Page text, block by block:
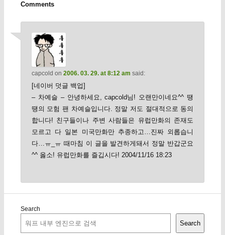
Comments
capcold on 2006. 03. 29. at 8:12 am said:
[네이버 덧글 백업]
– 차예슬 – 안녕하세요, capcold님! 오랜만이네요^^ 땡
땡의 모험 팬 차예슬입니다. 정말 저도 절대적으로 동의
합니다! 친구들이나 주변 사람들은 유럽만화의 존재도
모르고 다 일본 미국만화만 추종하고…진짜 외롭습니
다…ㅠ_ㅠ 때마침 이 글을 발견하게돼서 정말 반갑군요
^^ 옳소! 유럽만화를 즐깁시다! 2004/11/16 18:23
Search
Search